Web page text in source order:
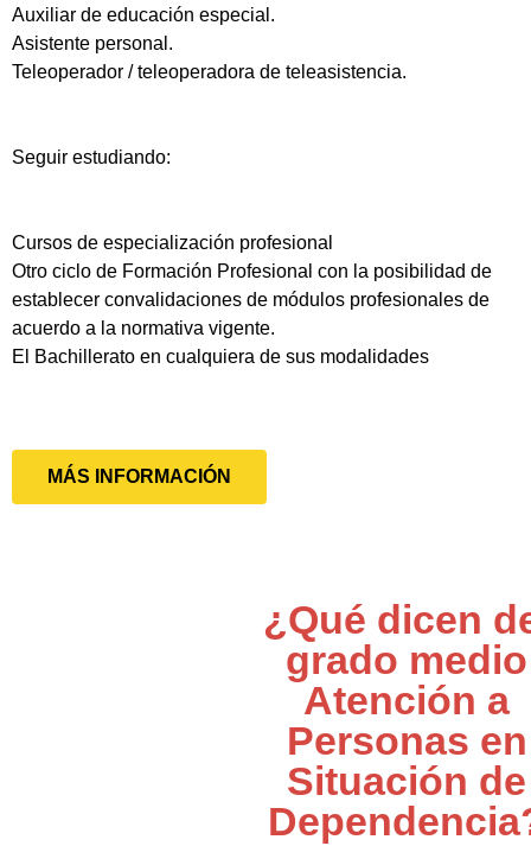
Auxiliar de educación especial.
Asistente personal.
Teleoperador / teleoperadora de teleasistencia.
Seguir estudiando:
Cursos de especialización profesional
Otro ciclo de Formación Profesional con la posibilidad de
establecer convalidaciones de módulos profesionales de
acuerdo a la normativa vigente.
El Bachillerato en cualquiera de sus modalidades
MÁS INFORMACIÓN
¿Qué dicen
grado medio
Atención a
Personas en
Situación de